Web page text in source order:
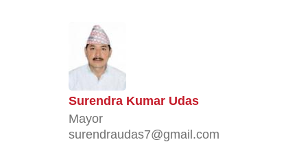
Surendra Kumar Udas
Mayor
surendraudas7@gmail.com